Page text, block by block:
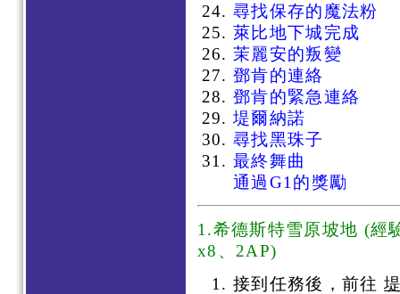
尋找保存的魔法粉
萊比地下城完成
茉麗安的叛變
鄧肯的連絡
鄧肯的緊急連絡
堤爾納諾
尋找黑珠子
最終舞曲
通過G1的獎勵
1.希德斯特雪原坡地 (經
x8、2AP)
接到任務後，前往